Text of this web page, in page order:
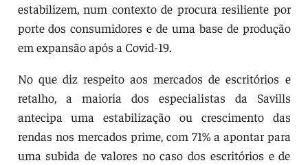
estabilizem, num contexto de procura resiliente por
porte dos consumidores e de uma base de produção
em expansão após a Covid-19.
No que diz respeito aos mercados de escritórios e
retalho, a maioria dos especialistas da Savills
antecipa uma estabilização ou crescimento das
rendas nos mercados prime, com 71% a apontar para
uma subida de valores no caso dos escritórios e de